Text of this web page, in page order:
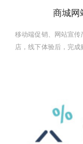
商城网
移动端促销、网站宣
店，线下体验后，完成